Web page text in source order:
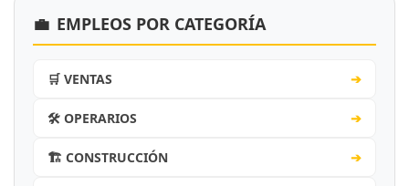
💼 EMPLEOS POR CATEGORÍA
🛒 VENTAS ➔
🛠️ OPERARIOS ➔
🏗️ CONSTRUCCIÓN ➔